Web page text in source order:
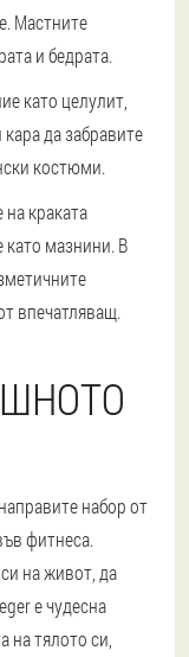
Мастните
и бедрата.
като целулит,
да забравите
костюми.
краката
като мазнини. В
впечатляващ.
набор от
фитнеса.
на живот, да
е чудесна
на тялото си,